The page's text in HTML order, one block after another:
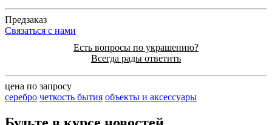
Предзаказ
Cвязаться с нами
Есть вопросы по украшению?
Всегда рады ответить
цена по запросу
серебро четкость бытия объекты и аксессуары